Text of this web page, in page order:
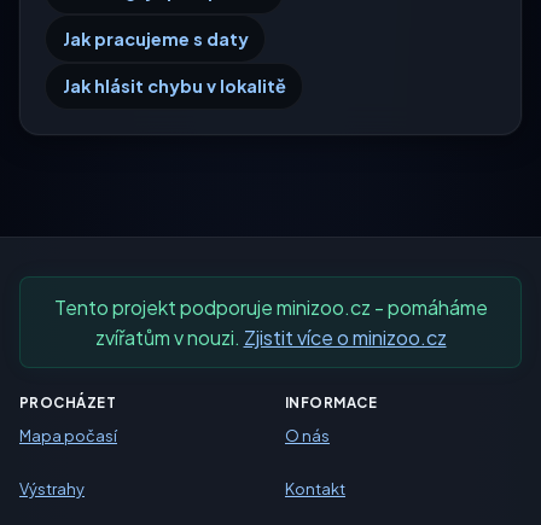
Jak pracujeme s daty
Jak hlásit chybu v lokalitě
Tento projekt podporuje minizoo.cz - pomáháme
zvířatům v nouzi. Zjistit více o minizoo.cz
PROCHÁZET
Mapa počasí
Výstrahy
INFORMACE
O nás
Kontakt